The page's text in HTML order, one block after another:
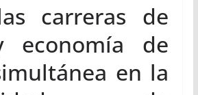
carreras de
economía de
en la